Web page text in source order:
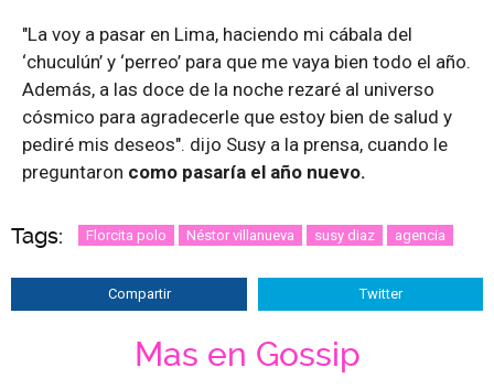
"La voy a pasar en Lima, haciendo mi cábala del
‘chuculún’ y ‘perreo’ para que me vaya bien todo el año.
Además, a las doce de la noche rezaré al universo
cósmico para agradecerle que estoy bien de salud y
pediré mis deseos". dijo Susy a la prensa, cuando le
preguntaron como pasaría el año nuevo.
Tags: Florcita polo Néstor villanueva susy diaz agencia
Compartir Twitter
Mas en Gossip